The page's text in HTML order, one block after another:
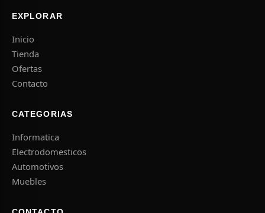
EXPLORAR
Inicio
Tienda
Ofertas
Contacto
CATEGORIAS
Informatica
Electrodomesticos
Automotivos
Muebles